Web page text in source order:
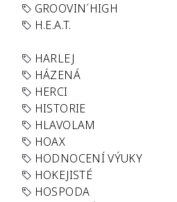
GROOVIN´HIGH
H.E.A.T.
HARLEJ
HÁZENÁ
HERCI
HISTORIE
HLAVOLAM
HOAX
HODNOCENÍ VÝUKY
HOKEJISTÉ
HOSPODA